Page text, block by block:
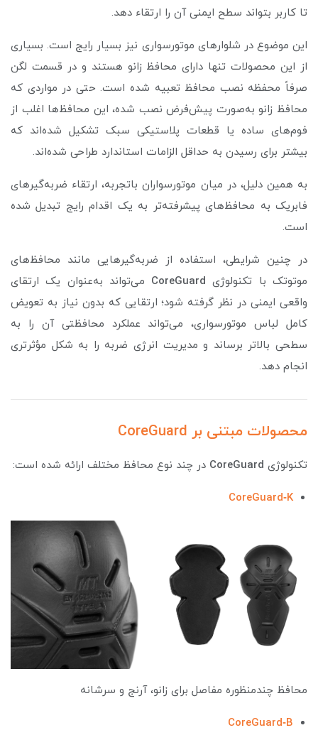
تا کاربر بتواند سطح ایمنی آن را ارتقاء دهد.
این موضوع در شلوارهای موتورسواری نیز بسیار رایج است. بسیاری
از این محصولات تنها دارای محافظ زانو هستند و در قسمت لگن
صرفاً محفظه نصب محافظ تعبیه شده است. حتی در مواردی که
محافظ زانو به‌صورت پیش‌فرض نصب شده، این محافظ‌ها اغلب از
فوم‌های ساده یا قطعات پلاستیکی سبک تشکیل شده‌اند که
بیشتر برای رسیدن به حداقل الزامات استاندارد طراحی شده‌اند.
به همین دلیل، در میان موتورسواران باتجربه، ارتقاء ضربه‌گیرهای
فابریک به محافظ‌های پیشرفته‌تر به یک اقدام رایج تبدیل شده
است.
در چنین شرایطی، استفاده از ضربه‌گیرهایی مانند محافظ‌های
موتوتک با تکنولوژی CoreGuard می‌تواند به‌عنوان یک ارتقای
واقعی ایمنی در نظر گرفته شود؛ ارتقایی که بدون نیاز به تعویض
کامل لباس موتورسواری، می‌تواند عملکرد محافظتی آن را به
سطحی بالاتر برساند و مدیریت انرژی ضربه را به شکل مؤثرتری
انجام دهد.
محصولات مبتنی بر CoreGuard
تکنولوژی CoreGuard در چند نوع محافظ مختلف ارائه شده است:
CoreGuard‑K
محافظ چندمنظوره مفاصل برای زانو، آرنج و سرشانه
CoreGuard‑B